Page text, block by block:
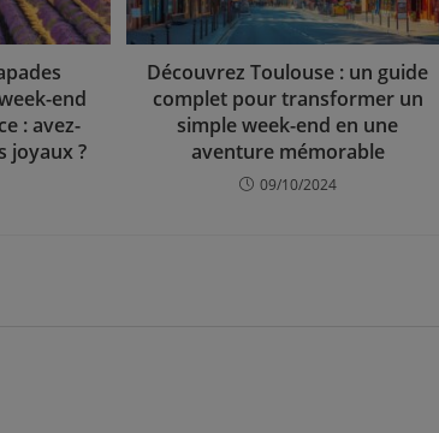
end
: avez-
joyaux ?
Découvrez Toulouse : un guide
complet pour transformer un
simple week-end en une
aventure mémorable
09/10/2024